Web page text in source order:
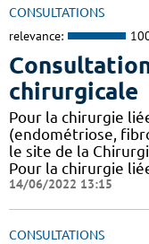
CONSULTATIONS
relevance:
chirurgicale
Pour la chirurgie
(endométriose,
le site de la
Pour la chirurgie
14/06/2022 13:15
CONSULTATIONS